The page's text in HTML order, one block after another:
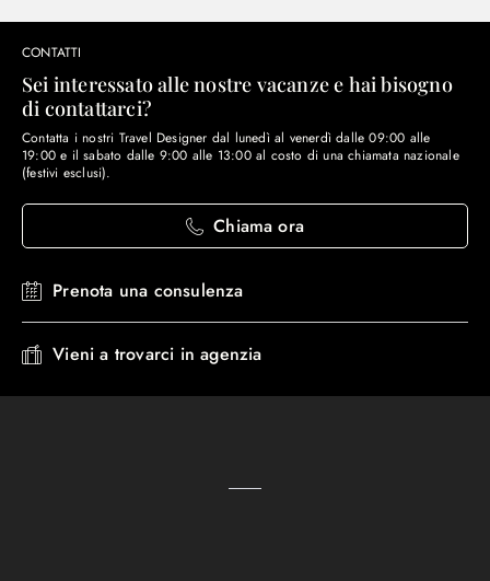
CONTATTI
Sei interessato alle nostre vacanze e hai bisogno
di contattarci?
Contatta i nostri Travel Designer dal lunedì al venerdì dalle 09:00 alle
19:00 e il sabato dalle 9:00 alle 13:00 al costo di una chiamata nazionale
(festivi esclusi).
Chiama ora
Prenota una consulenza
Vieni a trovarci in agenzia